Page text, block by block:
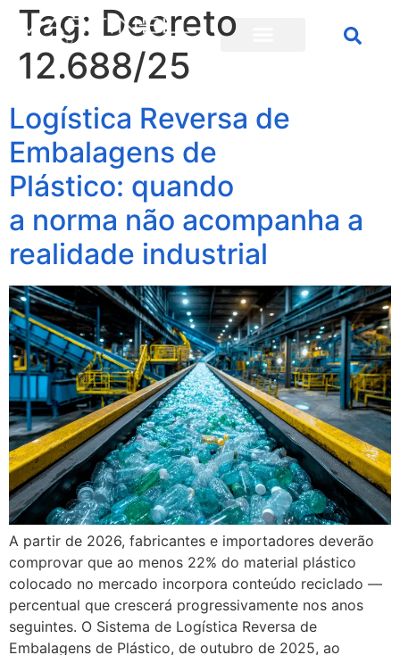
Tag: Decreto
12.688/25
Logística Reversa de
Embalagens de
Plástico: quando
a norma não acompanha a
realidade industrial
A partir de 2026, fabricantes e importadores deverão
comprovar que ao menos 22% do material plástico
colocado no mercado incorpora conteúdo reciclado —
percentual que crescerá progressivamente nos anos
seguintes. O Sistema de Logística Reversa de
Embalagens de Plástico, de outubro de 2025, ao